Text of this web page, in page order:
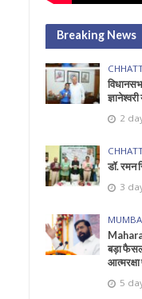
Breaking News
2
डॉ. रमन
3
बड़ा
आत्मरक्षा
5